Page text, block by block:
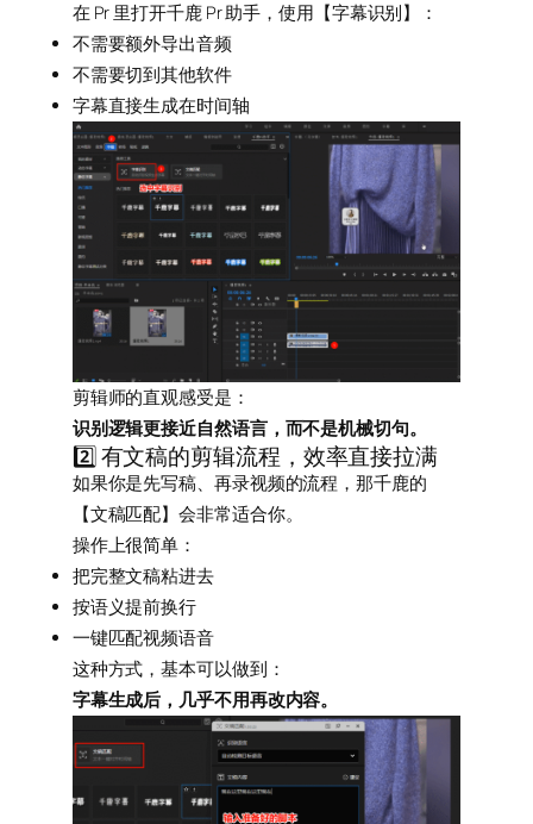
在 Pr 里打开千鹿 Pr 助手，使用【字幕识别】：
不需要额外导出音频
不需要切到其他软件
字幕直接生成在时间轴
剪辑师的直观感受是：
识别逻辑更接近自然语言，而不是机械切句。
2️⃣ 有文稿的剪辑流程，效率直接拉满
如果你是先写稿、再录视频的流程，那千鹿的
【文稿匹配】会非常适合你。
操作上很简单：
把完整文稿粘进去
按语义提前换行
一键匹配视频语音
这种方式，基本可以做到：
字幕生成后，几乎不用再改内容。